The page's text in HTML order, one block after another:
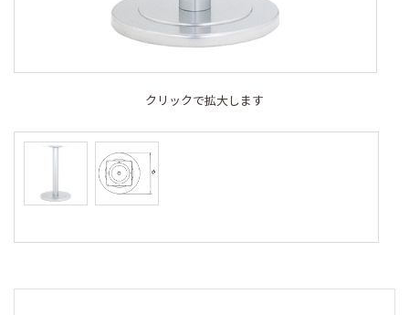
クリックで拡大します